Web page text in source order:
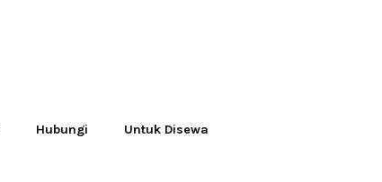
Hubungi Untuk Disewa